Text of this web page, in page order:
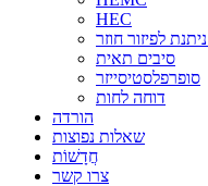
HEC
לפיזור חוזר
סיבים תאית
סופרפלסטיסייזר
דוחה לחות
הורדה
שאלות נפוצות
חֲדָשׁוֹת
צרו קשר